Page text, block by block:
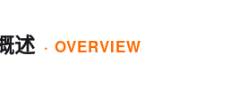
述 · OVERVIEW